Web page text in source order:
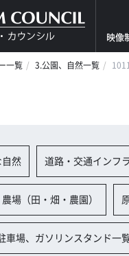
映像
一覧 3.公園、自然一覧 1011
自然 道路・交通インフ
農場（田・畑・農園）
車場、ガソリンスタンド一